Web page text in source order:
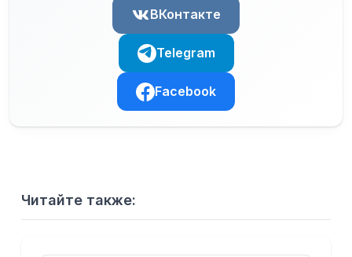
ВКонтакте
Telegram
Facebook
Читайте также: